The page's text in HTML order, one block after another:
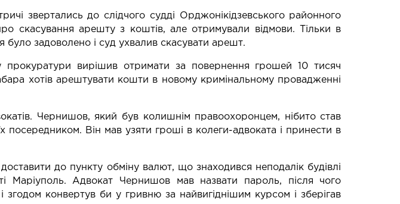
звертались до слідчого судді Орджонікідзевського районного
скасування арешту з коштів, але отримували відмови. Тільки в
було задоволено і суд ухвалив скасувати арешт.
прокуратури вирішив отримати за повернення грошей 10 тисяч
хотів арештувати кошти в новому кримінальному провадженні
Чернишов, який був колишнім правоохоронцем, нібито став
посередником. Він мав узяти гроші в колеги-адвоката і принести в
до пункту обміну валют, що знаходився неподалік будівлі
Маріуполь. Адвокат Чернишов мав назвати пароль, після чого
згодом конвертув би у гривню за найвигіднішим курсом і зберігав